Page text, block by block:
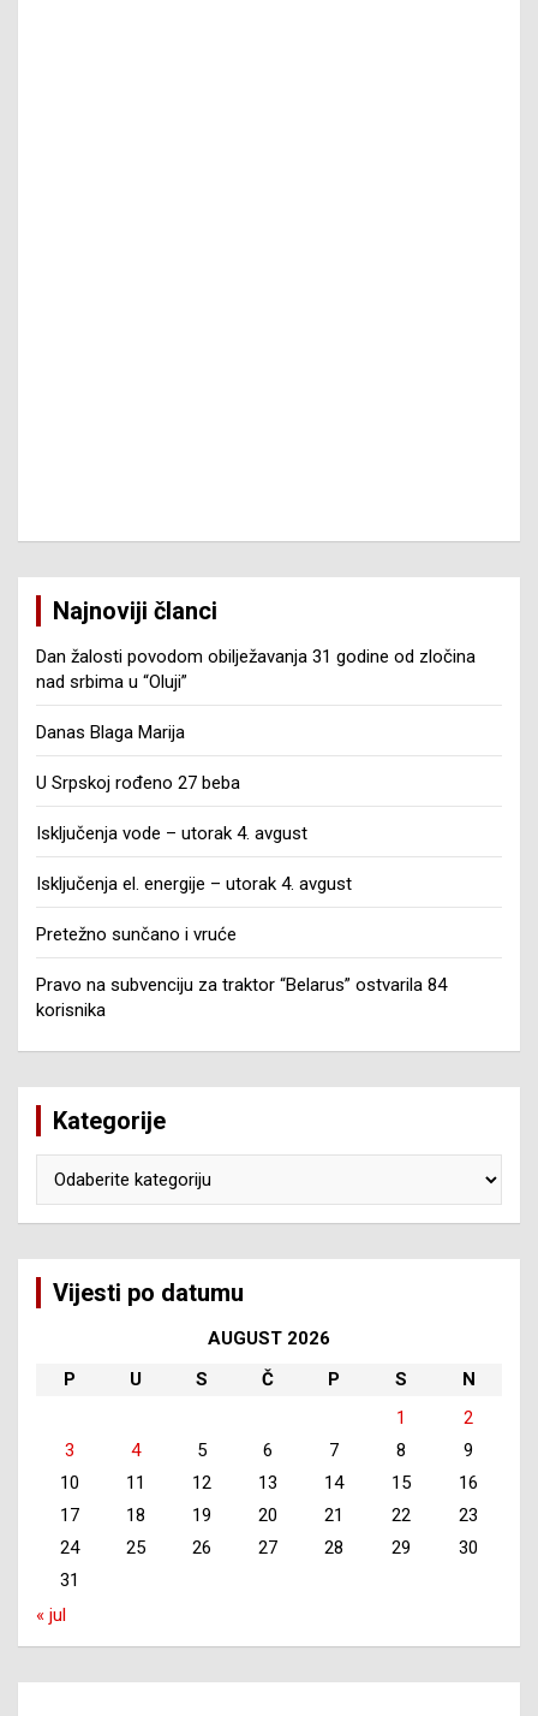
Najnoviji članci
Dan žalosti povodom obilježavanja 31 godine od zločina
nad srbima u “Oluji”
Danas Blaga Marija
U Srpskoj rođeno 27 beba
Isključenja vode – utorak 4. avgust
Isključenja el. energije – utorak 4. avgust
Pretežno sunčano i vruće
Pravo na subvenciju za traktor “Belarus” ostvarila 84
korisnika
Kategorije
Vijesti po datumu
AUGUST 2026
P
U S Č P S
N
1
2
3
4 5 6 7 8
9
10
11 12 13 14 15
16
17
18 19 20 21 22
23
24
25 26 27 28 29
30
31
« jul